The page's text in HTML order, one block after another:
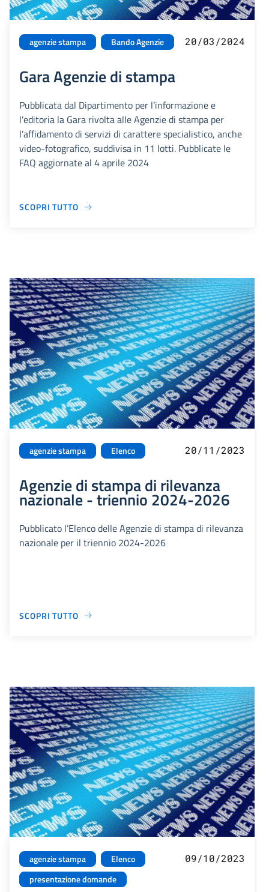
agenzie stampa Bando Agenzie 20/03/2024
Gara Agenzie di stampa
Pubblicata dal Dipartimento per l’informazione e
l’editoria la Gara rivolta alle Agenzie di stampa per
l’affidamento di servizi di carattere specialistico, anche
video-fotografico, suddivisa in 11 lotti. Pubblicate le
FAQ aggiornate al 4 aprile 2024
SCOPRI TUTTO
agenzie stampa Elenco 20/11/2023
Agenzie di stampa di rilevanza
nazionale - triennio 2024-2026
Pubblicato l’Elenco delle Agenzie di stampa di rilevanza
nazionale per il triennio 2024-2026
SCOPRI TUTTO
agenzie stampa
Elenco
presentazione domande
09/10/2023